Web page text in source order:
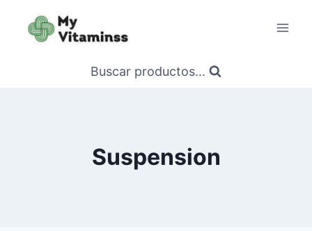
contenido
Buscar productos...
Suspension